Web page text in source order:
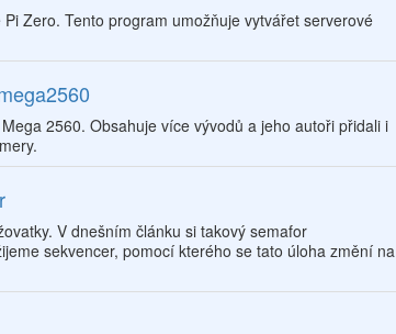
Zero. Tento program umožňuje vytvářet serverové
2560. Obsahuje více vývodů a jeho autoři přidali i
V dnešním článku si takový semafor
sekvencer, pomocí kterého se tato úloha změní na